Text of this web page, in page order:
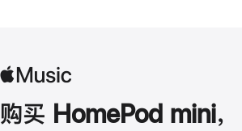
购买 HomePod mini，